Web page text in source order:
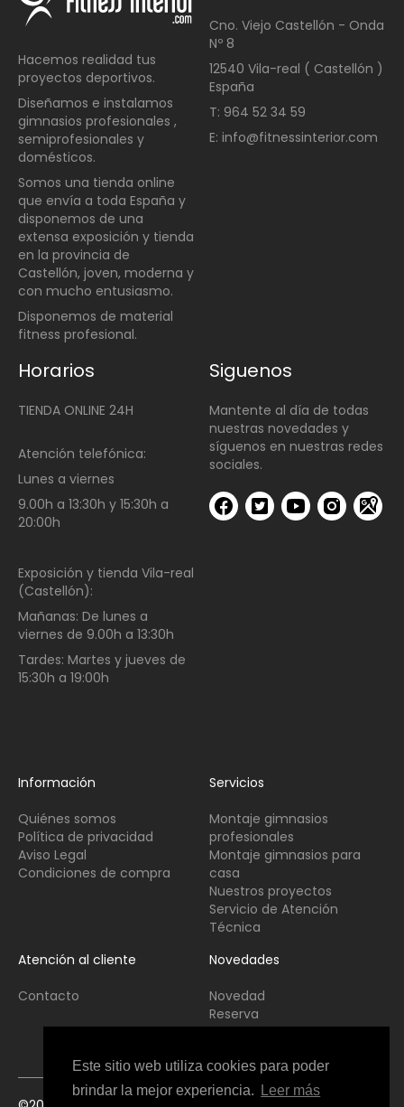
Este sitio web utiliza cookies para poder
brindar la mejor experiencia.
Leer más
Hacemos realidad tus
proyectos deportivos.
Diseñamos e instalamos
gimnasios profesionales ,
semiprofesionales y
domésticos.
Somos una tienda online
que envía a toda España y
disponemos de una
extensa exposición y tienda
en la provincia de
Castellón, joven, moderna y
con mucho entusiasmo.
Disponemos de material
fitness profesional.
Cno. Viejo Castellón - Onda
Nº 8
12540 Vila-real ( Castellón )
España
T: 964 52 34 59
E: info@fitnessinterior.com
Horarios
TIENDA ONLINE 24H
Atención telefónica:
Lunes a viernes
9.00h a 13:30h y 15:30h a
20:00h
Exposición y tienda Vila-real
(Castellón):
Mañanas: De lunes a
viernes de 9.00h a 13:30h
Tardes: Martes y jueves de
15:30h a 19:00h
Siguenos
Mantente al día de todas
nuestras novedades y
síguenos en nuestras redes
sociales.
Información
Quiénes somos
Política de privacidad
Aviso Legal
Condiciones de compra
Servicios
Montaje gimnasios
profesionales
Montaje gimnasios para
casa
Nuestros proyectos
Servicio de Atención
Técnica
Atención al cliente
Contacto
Novedades
Novedad
Reserva
Usado